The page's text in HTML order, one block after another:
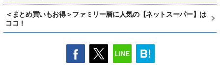
＜まとめ買いもお得＞ファミリー層に人気の【ネットスーパー】は
ココ！